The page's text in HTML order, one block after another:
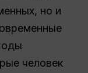
но и
человек